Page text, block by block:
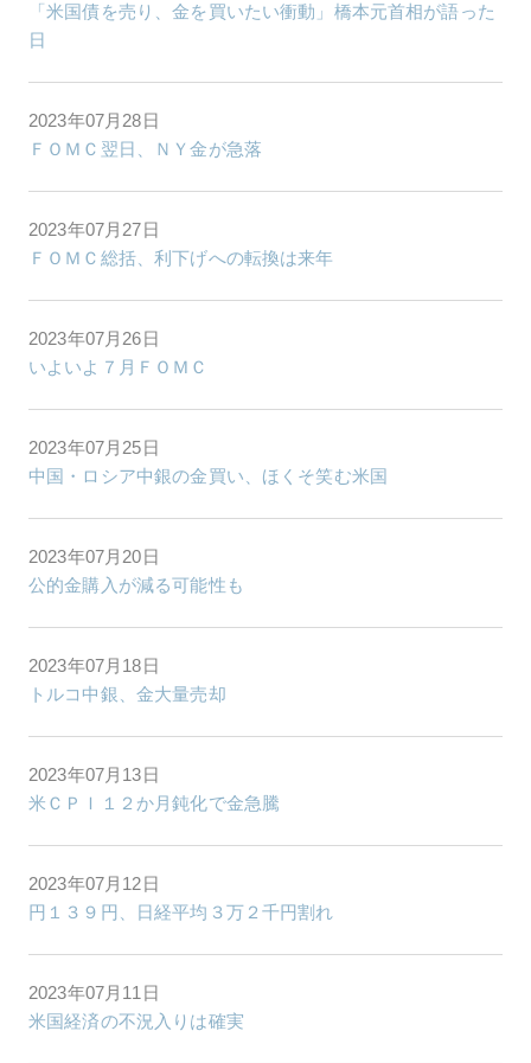
「米国債を売り、金を買いたい衝動」橋本元首相が語った
日
2023年07月28日
ＦＯＭＣ翌日、ＮＹ金が急落
2023年07月27日
ＦＯＭＣ総括、利下げへの転換は来年
2023年07月26日
いよいよ７月ＦＯＭＣ
2023年07月25日
中国・ロシア中銀の金買い、ほくそ笑む米国
2023年07月20日
公的金購入が減る可能性も
2023年07月18日
トルコ中銀、金大量売却
2023年07月13日
米ＣＰＩ１２か月鈍化で金急騰
2023年07月12日
円１３９円、日経平均３万２千円割れ
2023年07月11日
米国経済の不況入りは確実